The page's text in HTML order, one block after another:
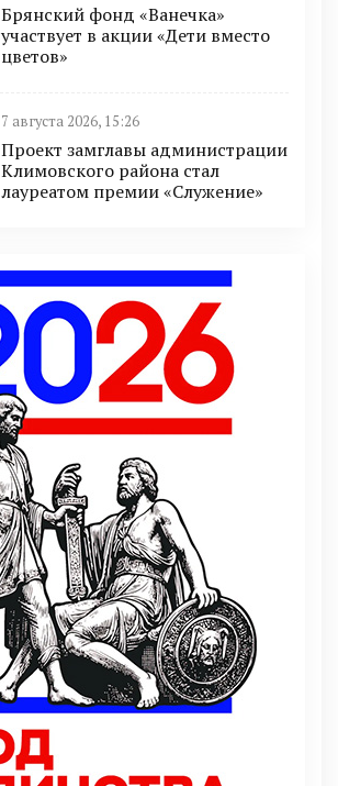
Брянский фонд «Ванечка»
участвует в акции «Дети вместо
цветов»
7 августа 2026, 15:26
Проект замглавы администрации
Климовского района стал
лауреатом премии «Служение»